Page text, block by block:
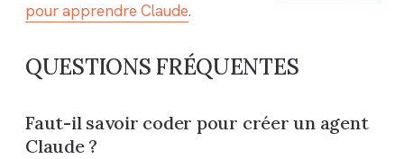
pour apprendre Claude.
QUESTIONS FRÉQUENTES
Faut-il savoir coder pour créer un agent
Claude ?